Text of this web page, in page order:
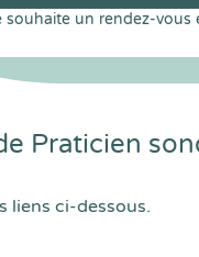
un rendez-vous
Praticien
liens ci-dessous.